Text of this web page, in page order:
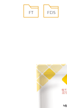
FT FDS